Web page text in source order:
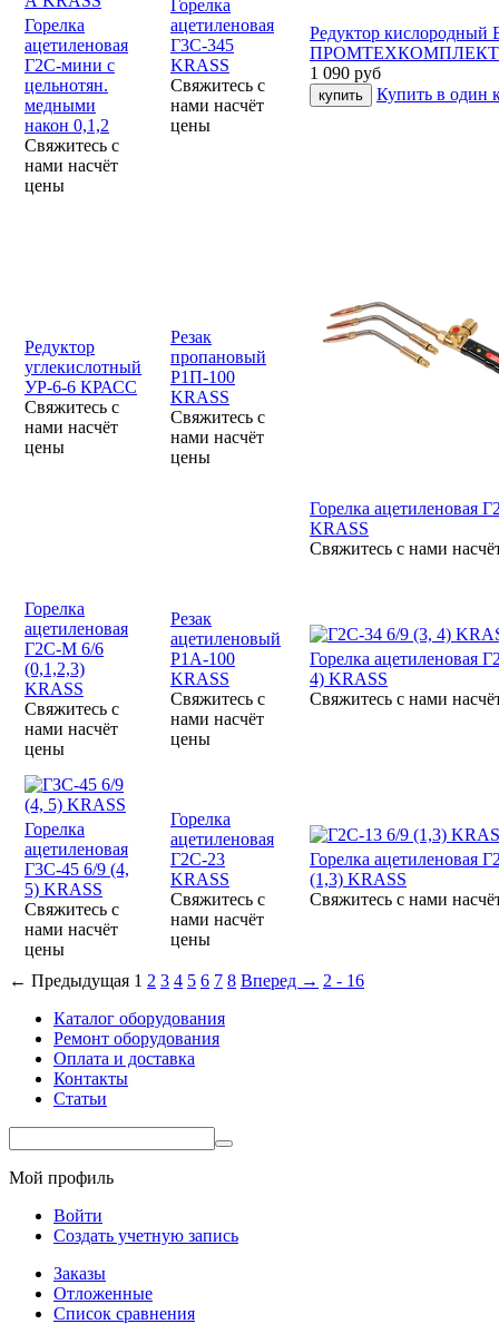
Горелка
ацетиленовая
Г2С-мини с
цельнотян.
медными
након 0,1,2
Свяжитесь с
нами насчёт
цены
Горелка
ацетиленовая
Г3С-345
KRASS
Свяжитесь с
нами насчёт
цены
Редуктор кислородный
ПРОМТЕХКОМПЛЕКТ
1 090 руб
Купить в один
Редуктор
углекислотный
УР-6-6 КРАСС
Свяжитесь с
нами насчёт
цены
Резак
пропановый
Р1П-100
KRASS
Свяжитесь с
нами насчёт
цены
Горелка ацетиленовая
KRASS
Свяжитесь с нами
Горелка
ацетиленовая
Г2C-М 6/6
(0,1,2,3)
KRASS
Свяжитесь с
нами насчёт
цены
Резак
ацетиленовый
Р1А-100
KRASS
Свяжитесь с
нами насчёт
цены
Горелка ацетиленовая
4) KRASS
Свяжитесь с нами
Горелка
ацетиленовая
Г3С-45 6/9 (4,
5) KRASS
Свяжитесь с
нами насчёт
цены
Горелка
ацетиленовая
Г2С-23
KRASS
Свяжитесь с
нами насчёт
цены
Горелка ацетиленовая
(1,3) KRASS
Свяжитесь с нами
← Предыдущая 1 2 3 4 5 6 7 8 Вперед → 2 - 16
Каталог оборудования
Ремонт оборудования
Оплата и доставка
Контакты
Статьи
Мой профиль
Войти
Создать учетную запись
Заказы
Отложенные
Список сравнения